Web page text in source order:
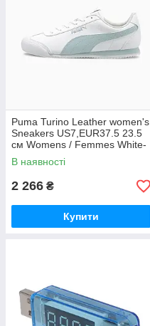
Puma Turino Leather women's
Sneakers US7,EUR37.5 23.5
см Womens / Femmes White-
plein
В наявності
2 266 ₴
Купити